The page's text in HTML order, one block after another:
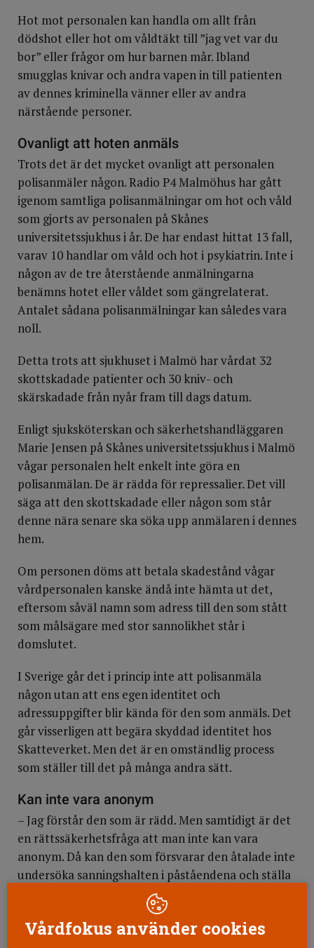
Hot mot personalen kan handla om allt från
dödshot eller hot om våldtäkt till ”jag vet var du
bor” eller frågor om hur barnen mår. Ibland
smugglas knivar och andra vapen in till patienten
av dennes kriminella vänner eller av andra
närstående personer.
Ovanligt att hoten anmäls
Trots det är det mycket ovanligt att personalen
polisanmäler någon. Radio P4 Malmöhus har gått
igenom samtliga polisanmälningar om hot och våld
som gjorts av personalen på Skånes
universitetssjukhus i år. De har endast hittat 13 fall,
varav 10 handlar om våld och hot i psykiatrin. Inte i
någon av de tre återstående anmälningarna
benämns hotet eller våldet som gängrelaterat.
Antalet sådana polisanmälningar kan således vara
noll.
Detta trots att sjukhuset i Malmö har vårdat 32
skottskadade patienter och 30 kniv- och
skärskadade från nyår fram till dags datum.
Enligt sjuksköterskan och säkerhetshandläggaren
Marie Jensen på Skånes universitetssjukhus i Malmö
vågar personalen helt enkelt inte göra en
polisanmälan. De är rädda för repressalier. Det vill
säga att den skottskadade eller någon som står
denne nära senare ska söka upp anmälaren i dennes
hem.
Om personen döms att betala skadestånd vågar
vårdpersonalen kanske ändå inte hämta ut det,
eftersom såväl namn som adress till den som stått
som målsägare med stor sannolikhet står i
domslutet.
I Sverige går det i princip inte att polisanmäla
någon utan att ens egen identitet och
adressuppgifter blir kända för den som anmäls. Det
går visserligen att begära skyddad identitet hos
Skatteverket. Men det är en omständlig process
som ställer till det på många andra sätt.
Kan inte vara anonym
– Jag förstår den som är rädd. Men samtidigt är det
en rättssäkerhetsfråga att man inte kan vara
anonym. Då kan den som försvarar den åtalade inte
undersöka sanningshalten i påståendena och ställa
motfrågor, säger Malmö tingsrätts chef Eva Wendel
Vårdfokus använder cookies